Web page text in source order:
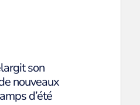
son
nouveaux
d’été